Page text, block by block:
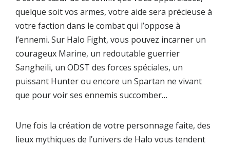
quelque soit vos armes, votre aide sera précieuse à
votre faction dans le combat qui l’oppose à
l’ennemi. Sur Halo Fight, vous pouvez incarner un
courageux Marine, un redoutable guerrier
Sangheili, un ODST des forces spéciales, un
puissant Hunterou encore un Spartan ne vivant
que pour voir ses ennemis succomber…
Une fois la création de votre personnage faite, des
lieux mythiques de l’univers de Halo vous tendent